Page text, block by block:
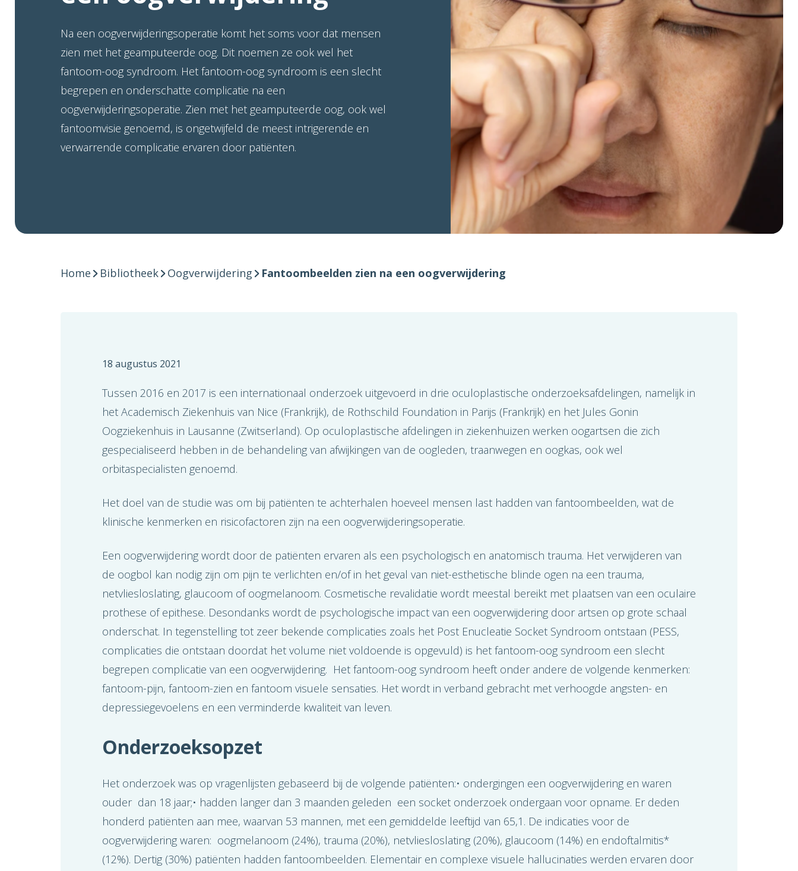
Na een oogverwijderingsoperatie komt het soms voor dat mensen
zien met het geamputeerde oog. Dit noemen ze ook wel het
fantoom-oog syndroom. Het fantoom-oog syndroom is een slecht
begrepen en onderschatte complicatie na een
oogverwijderingsoperatie. Zien met het geamputeerde oog, ook wel
fantoomvisie genoemd, is ongetwijfeld de meest intrigerende en
verwarrende complicatie ervaren door patiënten.
Home Bibliotheek Oogverwijdering Fantoombeelden zien na een oogverwijdering
18 augustus 2021
Tussen 2016 en 2017 is een internationaal onderzoek uitgevoerd in drie oculoplastische onderzoeksafdelingen, namelijk in
het Academisch Ziekenhuis van Nice (Frankrijk), de Rothschild Foundation in Parijs (Frankrijk) en het Jules Gonin
Oogziekenhuis in Lausanne (Zwitserland). Op oculoplastische afdelingen in ziekenhuizen werken oogartsen die zich
gespecialiseerd hebben in de behandeling van afwijkingen van de oogleden, traanwegen en oogkas, ook wel
orbitaspecialisten genoemd.
Het doel van de studie was om bij patiënten te achterhalen hoeveel mensen last hadden van fantoombeelden, wat de
klinische kenmerken en risicofactoren zijn na een oogverwijderingsoperatie.
Een oogverwijdering wordt door de patiënten ervaren als een psychologisch en anatomisch trauma. Het verwijderen van
de oogbol kan nodig zijn om pijn te verlichten en/of in het geval van niet-esthetische blinde ogen na een trauma,
netvliesloslating, glaucoom of oogmelanoom. Cosmetische revalidatie wordt meestal bereikt met plaatsen van een oculaire
prothese of epithese. Desondanks wordt de psychologische impact van een oogverwijdering door artsen op grote schaal
onderschat. In tegenstelling tot zeer bekende complicaties zoals het Post Enucleatie Socket Syndroom ontstaan (PESS,
complicaties die ontstaan doordat het volume niet voldoende is opgevuld) is het fantoom-oog syndroom een slecht
begrepen complicatie van een oogverwijdering. Het fantoom-oog syndroom heeft onder andere de volgende kenmerken:
fantoom-pijn, fantoom-zien en fantoom visuele sensaties. Het wordt in verband gebracht met verhoogde angsten- en
depressiegevoelens en een verminderde kwaliteit van leven.
Onderzoeksopzet
Het onderzoek was op vragenlijsten gebaseerd bij de volgende patiënten:• ondergingen een oogverwijdering en waren
ouder dan 18 jaar;• hadden langer dan 3 maanden geleden een socket onderzoek ondergaan voor opname. Er deden
honderd patiënten aan mee, waarvan 53 mannen, met een gemiddelde leeftijd van 65,1. De indicaties voor de
oogverwijdering waren: oogmelanoom (24%), trauma (20%), netvliesloslating (20%), glaucoom (14%) en endoftalmitis*
(12%). Dertig (30%) patiënten hadden fantoombeelden. Elementair en complexe visuele hallucinaties werden ervaren door